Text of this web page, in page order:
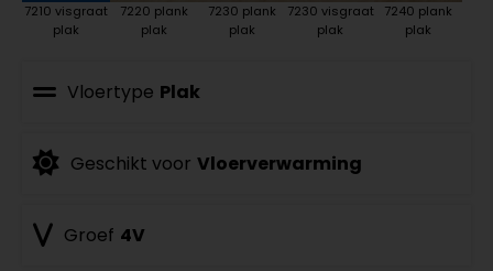
7210 visgraat
plak
7220 plank
plak
7230 plank
plak
7230 visgraat
plak
7240 plank
plak
Vloertype Plak
Geschikt voor Vloerverwarming
Groef 4V